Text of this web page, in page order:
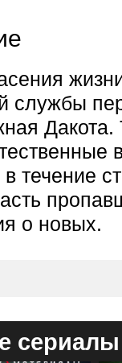
службы
Дакота.
течение
о новых.
сериалы